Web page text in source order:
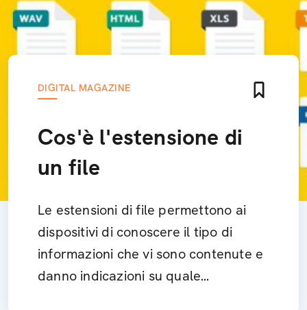
DIGITAL MAGAZINE
Cos'è l'estensione di
un file
Le estensioni di file permettono ai
dispositivi di conoscere il tipo di
informazioni che vi sono contenute e
danno indicazioni su quale